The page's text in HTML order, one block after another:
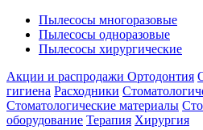
Пылесосы многоразовые
Пылесосы одноразовые
Пылесосы хирургические
Акции и распродажи Ортодонтия
гигиена Расходники
Стоматологические материалы
оборудование Терапия Хирургия